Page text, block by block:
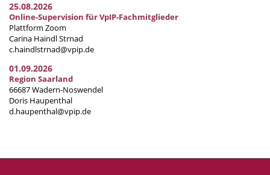
25.08.2026
Online-Supervision für VpIP-Fachmitglieder
Plattform Zoom
Carina Haindl Strnad
c.haindlstrnad@vpip.de
01.09.2026
Region Saarland
66687 Wadern-Noswendel
Doris Haupenthal
d.haupenthal@vpip.de